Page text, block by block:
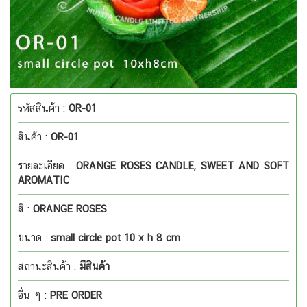
รหัสสินค้า : OR-01
สินค้า : OR-01
รายละเอียด : ORANGE ROSES CANDLE, SWEET AND SOFT
AROMATIC
สี : ORANGE ROSES
ขนาด : small circle pot 10 x h 8 cm
สถานะสินค้า : มีสินค้า
อื่น ๆ : PRE ORDER